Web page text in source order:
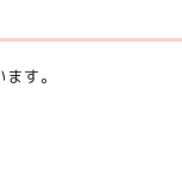
す。